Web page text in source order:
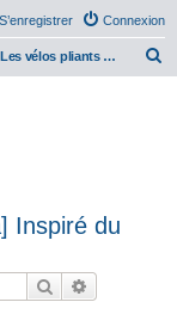
Connexion
S’enregistrer
Les vélos pliants électriques
Inspiré du
Rechercher